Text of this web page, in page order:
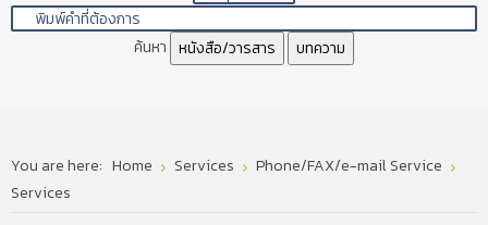
ค้นหา หนังสือ/วารสาร บทความ
You are here: Home Services
Phone/FAX/e-mail Service
Services